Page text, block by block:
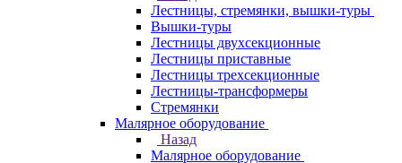
Лестницы, стремянки, вышки-туры
Вышки-туры
Лестницы двухсекционные
Лестницы приставные
Лестницы трехсекционные
Лестницы-трансформеры
Стремянки
Малярное оборудование
Назад
Малярное оборудование